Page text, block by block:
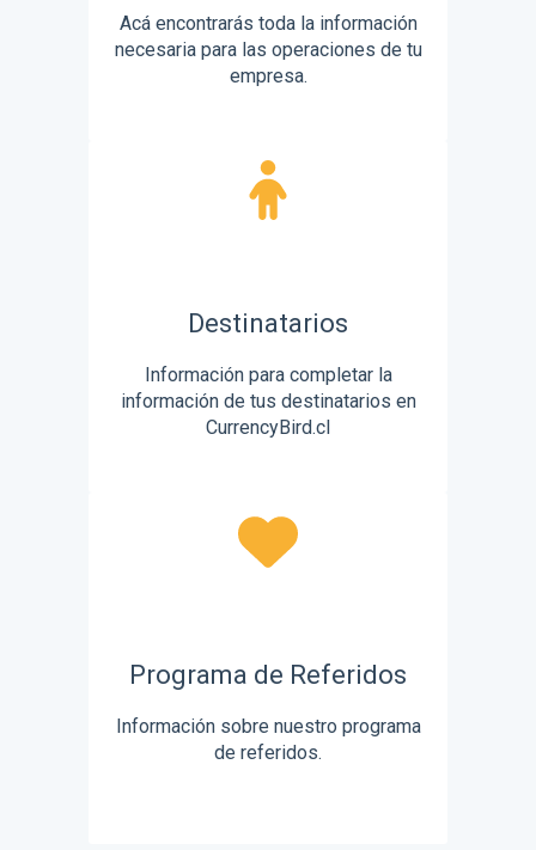
Acá encontrarás toda la información
necesaria para las operaciones de tu
empresa.
Destinatarios
Información para completar la
información de tus destinatarios en
CurrencyBird.cl
Programa de Referidos
Información sobre nuestro programa
de referidos.